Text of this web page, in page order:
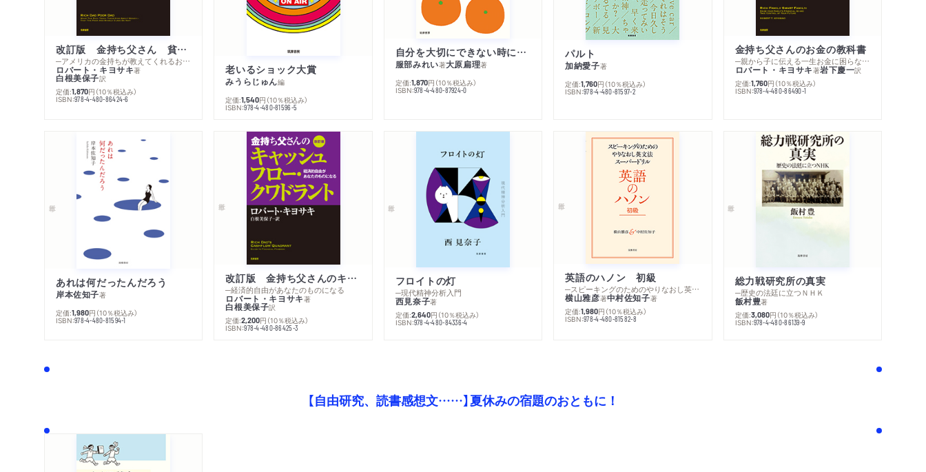
著作者プロフィール
改訂版 金持ち父さん 貧乏父さん
─アメリカの金持ちが教えてくれるお金の哲学
ロバート・キヨサキ著
白根美保子訳
定価:1,870円 （10％税込み）
ISBN:978-4-480-86424-6
老いるショック大賞
みうらじゅん編
定価:1,540円 （10％税込み）
ISBN:978-4-480-81596-5
自分を大切にできない時に読む本
服部みれい著大原扁理著
定価:1,870円 （10％税込み）
ISBN:978-4-480-87924-0
パルト
加納愛子著
定価:1,760円 （10％税込み）
ISBN:978-4-480-81597-2
金持ち父さんのお金の教科書
─親から子に伝える一生お金に困らない考え方
ロバート・キヨサキ著岩下慶一訳
定価:1,760円 （10％税込み）
ISBN:978-4-480-86490-1
あれは何だったんだろう
岸本佐知子著
定価:1,980円 （10％税込み）
ISBN:978-4-480-81594-1
改訂版 金持ち父さんのキャッシュフロー・クワドラント
─経済的自由があなたのものになる
ロバート・キヨサキ著
白根美保子訳
定価:2,200円 （10％税込み）
ISBN:978-4-480-86425-3
フロイトの灯
─現代精神分析入門
西見奈子著
定価:2,640円 （10％税込み）
ISBN:978-4-480-84336-4
英語のハノン 初級
─スピーキングのためのやりなおし英文法スーパードリル
横山雅彦著中村佐知子著
定価:1,980円 （10％税込み）
ISBN:978-4-480-81582-8
総力戦研究所の真実
─歴史の法廷に立つＮＨＫ
飯村豊著
定価:3,080円 （10％税込み）
ISBN:978-4-480-86139-9
【自由研究、読書感想文……】夏休みの宿題のおともに！